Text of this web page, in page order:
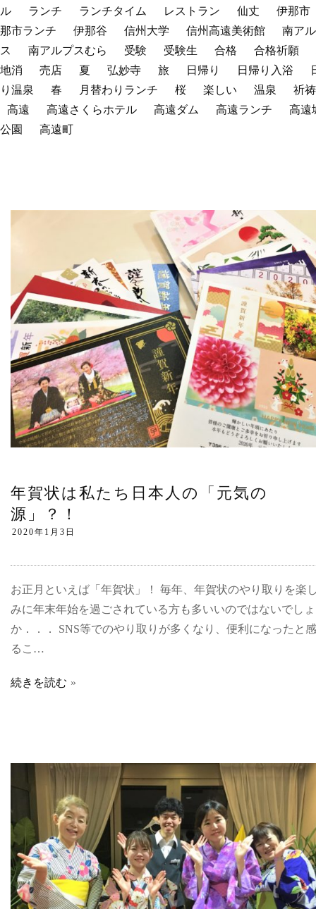
ル
ランチ ランチタイム レストラン 仙丈
伊那市
那市ランチ
伊那谷 信州大学 信州高遠美術館
南ア
ス
南アルプスむら 受験 受験生 合格
合格祈願
地消
売店 夏 弘妙寺 旅 日帰り 日帰り入浴
り温泉
春 月替わりランチ 桜 楽しい 温泉
祈祷
高遠
高遠さくらホテル 高遠ダム 高遠ランチ
高遠
公園
高遠町
年賀状は私たち日本人の「元気の
源」？！
お正月といえば「年賀状」！ 毎年、年賀状のやり取りを楽
みに年末年始を過ごされている方も多いいのではないでし
か．．． SNS等でのやり取りが多くなり、便利になったと
るこ…
続きを読む